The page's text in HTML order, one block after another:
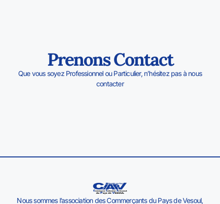
Prenons Contact
Que vous soyez Professionnel ou Particulier, n’hésitez pas à nous
contacter
Nous sommes l’association des Commerçants du Pays de Vesoul,